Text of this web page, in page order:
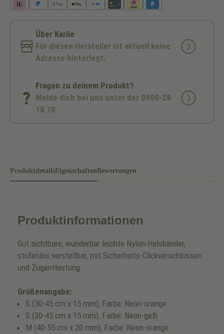
Über Karlie
Für diesen Hersteller ist aktuell keine
Adresse hinterlegt.
Fragen zu deinem Produkt?
Melde dich bei uns unter der 0800-28
18 78
ProduktdetailsEigenschaftenBewertungen
Produktinformationen
Gut sichtbare, wunderbar leichte Nylon-Halsbänder,
stufenlos verstellbar, mit Sicherheits-Clickverschlüssen
und Zugentlastung.
Größenangabe:
S (30-45 cm x 15 mm), Farbe: Neon-orange
S (30-45 cm x 15 mm), Farbe: Neon-gelb
M (40-55 cm x 20 mm), Farbe: Neon-orange